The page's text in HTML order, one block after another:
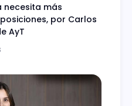
necesita más
por Carlos
AyT